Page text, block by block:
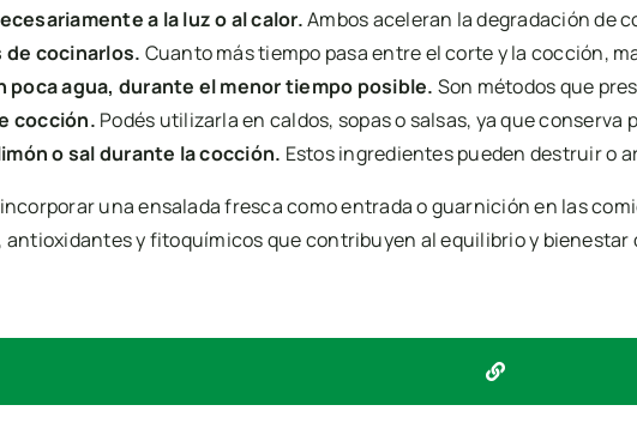
a la luz o al calor.Ambos aceleran la degradación de
cocinarlos. Cuanto más tiempo pasa entre el corte y la cocción,
poca agua, durante el menor tiempo posible. Son métodos que
cocción. Podés utilizarla en caldos, sopas o salsas, ya que
o sal durante la cocción. Estos ingredientes pueden destruir o
una ensalada fresca como entrada o guarnición en las
y fitoquímicos que contribuyen al equilibrio y bienestar